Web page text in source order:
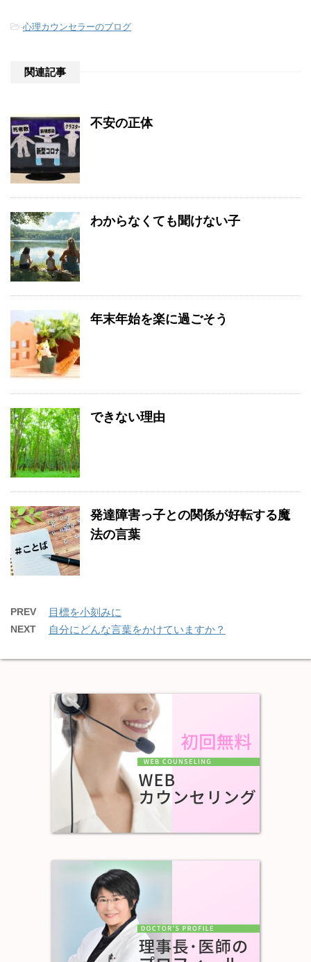
-心理カウンセラーのブログ
関連記事
不安の正体
わからなくても聞けない子
年末年始を楽に過ごそう
できない理由
発達障害っ子との関係が好転する魔
法の言葉
PREV 目標を小刻みに
NEXT 自分にどんな言葉をかけていますか？